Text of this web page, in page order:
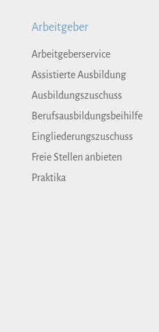
Arbeitgeber
Arbeitgeberservice
Assistierte Ausbildung
Ausbildungszuschuss
Berufsausbildungsbeihilfe
Eingliederungszuschuss
Freie Stellen anbieten
Praktika